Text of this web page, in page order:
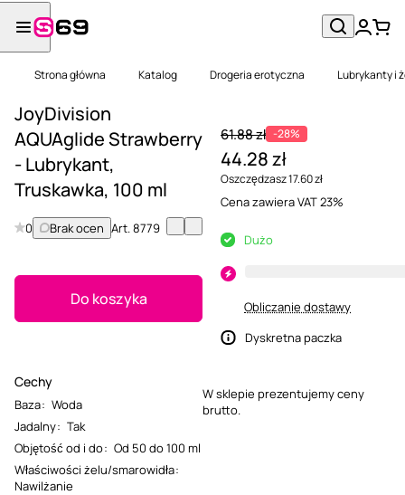
Strona główna Katalog Drogeria erotyczna Lubrykanty i
JoyDivision
AQUAglide Strawberry
- Lubrykant,
Truskawka, 100 ml
0 Brak ocen Art.8779
Do koszyka
Cechy
Baza: Woda
Jadalny: Tak
Objętość od i do: Od 50 do 100 ml
Właściwości żelu/smarowidła:
Nawilżanie
61.88 zł -28%
44.28 zł
Oszczędzasz 17.60 zł
Cena zawiera VAT 23%
Dużo
Obliczanie dostawy
Dyskretna paczka
W sklepie prezentujemy ceny
brutto.